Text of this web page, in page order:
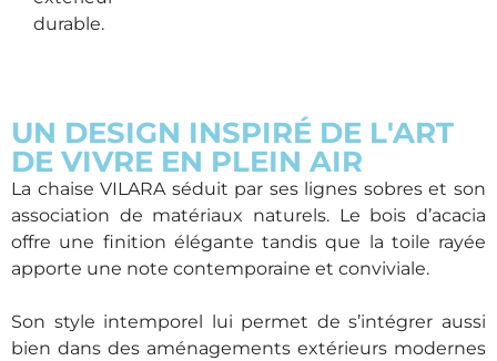
durable.
UN DESIGN INSPIRÉ DE L'ART
DE VIVRE EN PLEIN AIR
La chaise VILARA séduit par ses lignes sobres et son
association de matériaux naturels. Le bois d’acacia
offre une finition élégante tandis que la toile rayée
apporte une note contemporaine et conviviale.
Son style intemporel lui permet de s’intégrer aussi
bien dans des aménagements extérieurs modernes